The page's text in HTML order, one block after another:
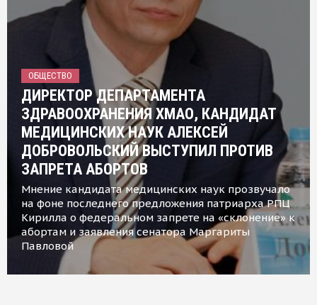
ОБЩЕСТВО
ДИРЕКТОР ДЕПАРТАМЕНТА
ЗДРАВООХРАНЕНИЯ ХМАО, КАНДИДАТ
МЕДИЦИНСКИХ НАУК АЛЕКСЕЙ
ДОБРОВОЛЬСКИЙ ВЫСТУПИЛ ПРОТИВ
ЗАПРЕТА АБОРТОВ
Мнение кандидата медицинских наук прозвучало
на фоне последнего предложения патриарха РПЦ
Кирилла о федеральном запрете на «склонение» к
абортам и заявления сенатора Маргариты
Павловой